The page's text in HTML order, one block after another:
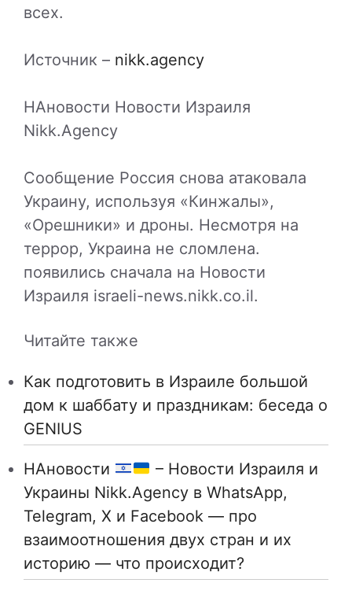
всех.
Источник – nikk.agency
НАновости Новости Израиля
Nikk.Agency
Сообщение Россия снова атаковала
Украину, используя «Кинжалы»,
«Орешники» и дроны. Несмотря на
террор, Украина не сломлена.
появились сначала на Новости
Израиля israeli-news.nikk.co.il.
Читайте также
Как подготовить в Израиле большой
дом к шаббату и праздникам: беседа о
GENIUS
НАновости
– Новости Израиля и
Украины Nikk.Agency в WhatsApp,
Telegram, X и Facebook — про
взаимоотношения двух стран и их
историю — что происходит?